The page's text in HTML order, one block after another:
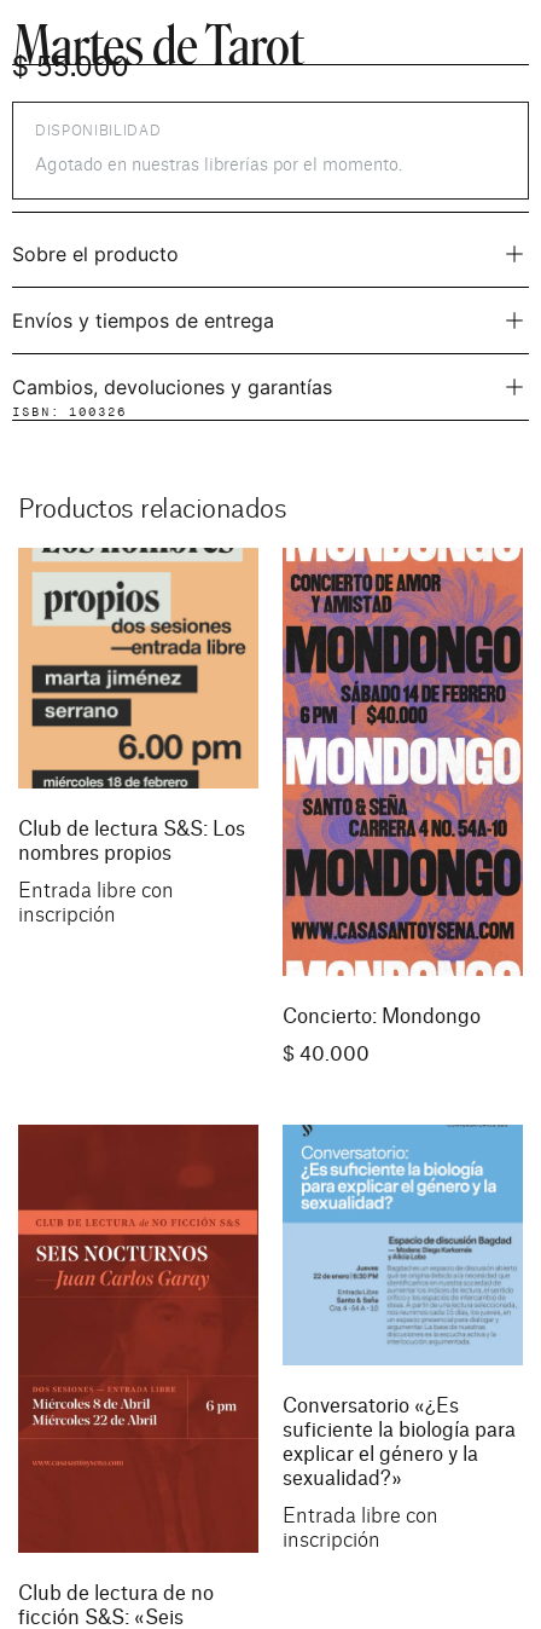
Martes de Tarot
$55.000
DISPONIBILIDAD
Agotado en nuestras librerías por el momento.
Sobre el producto
Envíos y tiempos de entrega
Cambios, devoluciones y garantías
ISBN: 100326
Productos relacionados
Club de lectura S&S: Los
nombres propios
Entrada libre con
inscripción
Concierto: Mondongo
$ 40.000
Club de lectura de no
ficción S&S: «Seis
Conversatorio «¿Es
suficiente la biología para
explicar el género y la
sexualidad?»
Entrada libre con
inscripción